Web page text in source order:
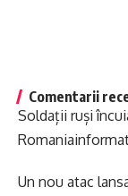
Comentarii
Soldații ruși
Un nou atac